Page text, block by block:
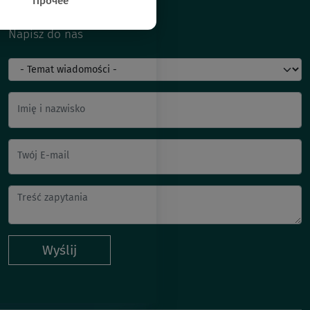
Napisz do nas
Imię i nazwisko
Twój E-mail
Wyślij